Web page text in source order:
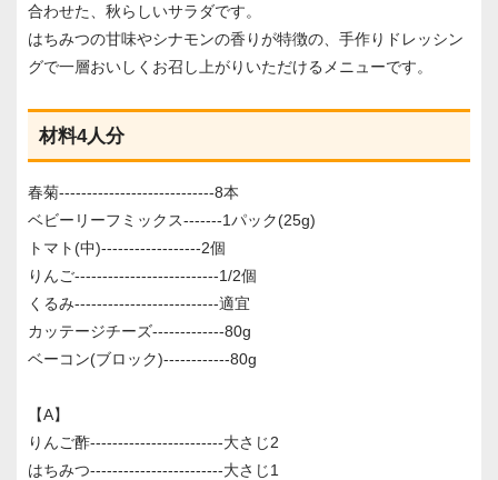
合わせた、秋らしいサラダです。
はちみつの甘味やシナモンの香りが特徴の、手作りドレッシン
グで一層おいしくお召し上がりいただけるメニューです。
材料4人分
春菊----------------------------8本
ベビーリーフミックス-------1パック(25g)
トマト(中)------------------2個
りんご--------------------------1/2個
くるみ--------------------------適宜
カッテージチーズ-------------80g
ベーコン(ブロック)------------80g
【A】
りんご酢------------------------大さじ2
はちみつ------------------------大さじ1